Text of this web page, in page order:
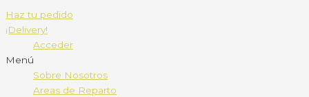
Haz tu pedido
¡Delivery!
Acceder
Menú
Sobre Nosotros
Areas de Reparto